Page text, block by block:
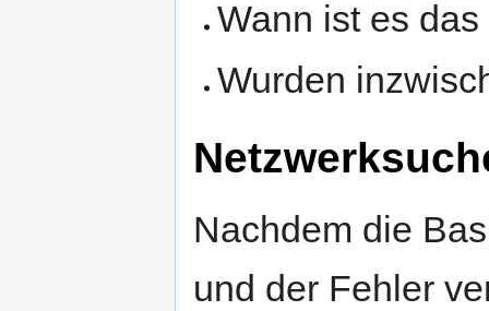
Wann ist es
Wurden
Nachdem die
und der Fehler